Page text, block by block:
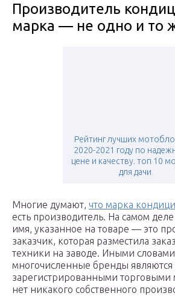
Производитель
марка — не одно и то
Рейтинг лучших
2020-2021 году по
цене и качеству. топ 10
для дачи
Многие думают, что марка
есть производитель. На самом деле
имя, указанное на товаре — это
заказчик, которая разместила
техники на заводе. Иными
многочисленные бренды являются
зарегистрированными торговыми
нет никакого собственного